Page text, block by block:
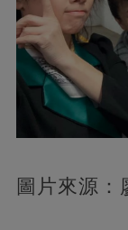
圖片來源：